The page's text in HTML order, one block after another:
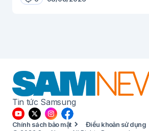
Tin tức Samsung
Chính sách bảo mật Điều khoản sử dụng